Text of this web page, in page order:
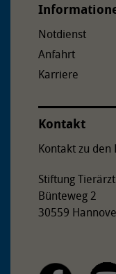
Notdienst
Anfahrt
Karriere
Kontakt
Kontakt zu
Stiftung
Bünteweg 2
30559